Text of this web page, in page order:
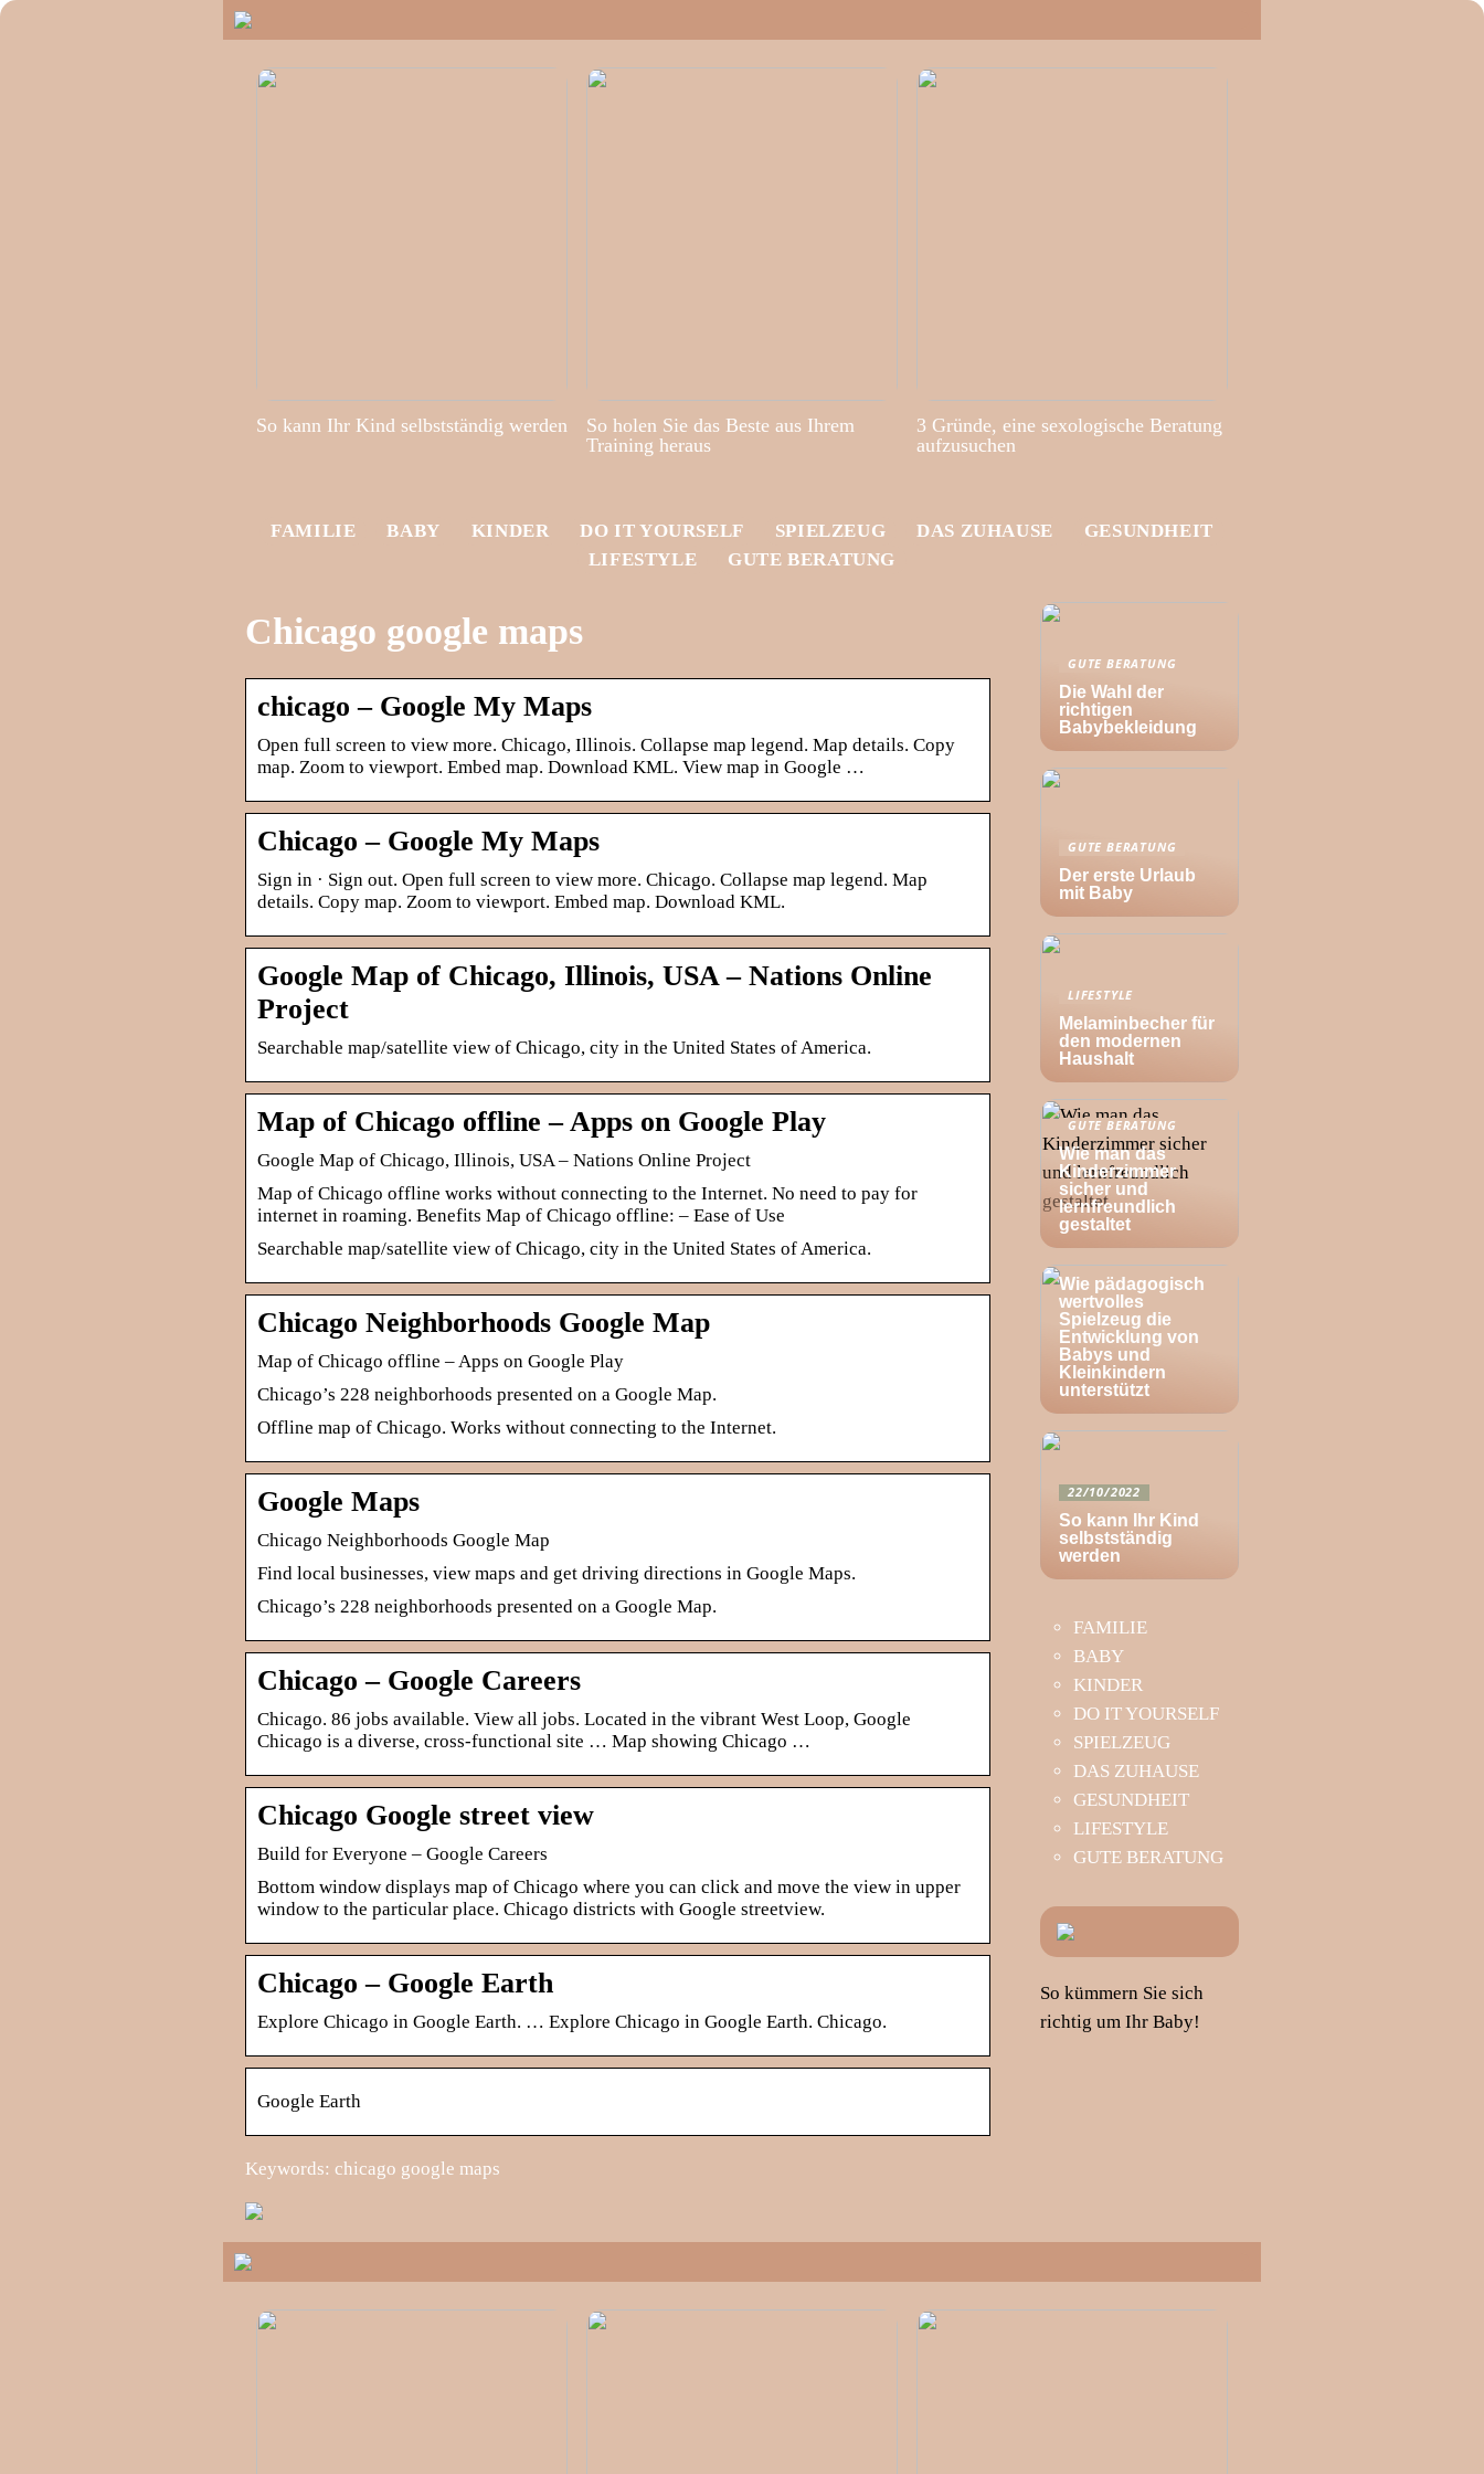
So kann Ihr Kind selbstständig werden
So holen Sie das Beste aus Ihrem
Training heraus
3 Gründe, eine sexologische Beratung
aufzusuchen
FAMILIE BABY KINDER DO IT YOURSELF SPIELZEUG DAS ZUHAUSE
GESUNDHEIT
LIFESTYLE
GUTE BERATUNG
Chicago google maps
chicago – Google My Maps
Open full screen to view more. Chicago, Illinois. Collapse map legend. Map details. Copy
map. Zoom to viewport. Embed map. Download KML. View map in Google …
Chicago – Google My Maps
Sign in · Sign out. Open full screen to view more. Chicago. Collapse map legend. Map
details. Copy map. Zoom to viewport. Embed map. Download KML.
Google Map of Chicago, Illinois, USA – Nations Online
Project
Searchable map/satellite view of Chicago, city in the United States of America.
Map of Chicago offline – Apps on Google Play
Google Map of Chicago, Illinois, USA – Nations Online Project
Map of Chicago offline works without connecting to the Internet. No need to pay for
internet in roaming. Benefits Map of Chicago offline: – Ease of Use
Searchable map/satellite view of Chicago, city in the United States of America.
Chicago Neighborhoods Google Map
Map of Chicago offline – Apps on Google Play
Chicago’s 228 neighborhoods presented on a Google Map.
Offline map of Chicago. Works without connecting to the Internet.
Google Maps
Chicago Neighborhoods Google Map
Find local businesses, view maps and get driving directions in Google Maps.
Chicago’s 228 neighborhoods presented on a Google Map.
Chicago – Google Careers
Chicago. 86 jobs available. View all jobs. Located in the vibrant West Loop, Google
Chicago is a diverse, cross-functional site … Map showing Chicago …
Chicago Google street view
Build for Everyone – Google Careers
Bottom window displays map of Chicago where you can click and move the view in upper
window to the particular place. Chicago districts with Google streetview.
Chicago – Google Earth
Explore Chicago in Google Earth. … Explore Chicago in Google Earth. Chicago.
Google Earth
Keywords: chicago google maps
GUTE BERATUNG
Die Wahl der
richtigen
Babybekleidung
GUTE BERATUNG
Der erste Urlaub
mit Baby
LIFESTYLE
Melaminbecher für
den modernen
Haushalt
GUTE BERATUNG
Wie man das
Kinderzimmer
sicher und
lernfreundlich
gestaltet
Wie pädagogisch
wertvolles
Spielzeug die
Entwicklung von
Babys und
Kleinkindern
unterstützt
22/10/2022
So kann Ihr Kind
selbstständig
werden
FAMILIE
BABY
KINDER
DO IT YOURSELF
SPIELZEUG
DAS ZUHAUSE
GESUNDHEIT
LIFESTYLE
GUTE BERATUNG
So kümmern Sie sich
richtig um Ihr Baby!